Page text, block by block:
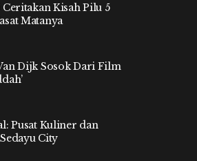
Ceritakan Kisah Pilu 5
Matanya
Dijk Sosok Dari Film
Pusat Kuliner dan
City